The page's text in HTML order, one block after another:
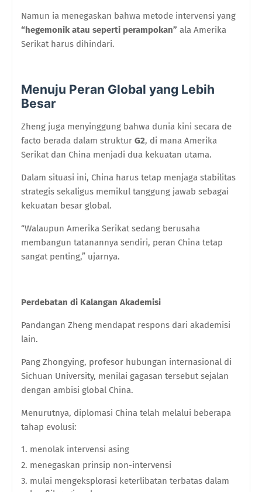
Namun ia menegaskan bahwa metode intervensi yang
“hegemonik atau seperti perampokan” ala Amerika
Serikat harus dihindari.
Menuju Peran Global yang Lebih
Besar
Zheng juga menyinggung bahwa dunia kini secara de
facto berada dalam struktur G2, di mana Amerika
Serikat dan China menjadi dua kekuatan utama.
Dalam situasi ini, China harus tetap menjaga stabilitas
strategis sekaligus memikul tanggung jawab sebagai
kekuatan besar global.
“Walaupun Amerika Serikat sedang berusaha
membangun tatanannya sendiri, peran China tetap
sangat penting,” ujarnya.
Perdebatan di Kalangan Akademisi
Pandangan Zheng mendapat respons dari akademisi
lain.
Pang Zhongying, profesor hubungan internasional di
Sichuan University, menilai gagasan tersebut sejalan
dengan ambisi global China.
Menurutnya, diplomasi China telah melalui beberapa
tahap evolusi:
menolak intervensi asing
menegaskan prinsip non-intervensi
mulai mengeksplorasi keterlibatan terbatas dalam